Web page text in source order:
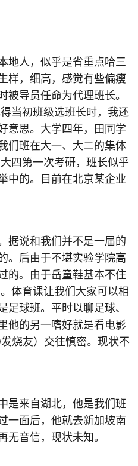
地人，似乎是省重点哈三
样，细高，感觉有些偏瘦
被导员任命为代理班长。
当初班级选班长时，我还
意思。大学四年，田同学
们班在大一、大二的集体
四第一次考研，班长似乎
中的。目前在北京某企业
据说和我们并不是一届的
。后由于不堪实验学院高
的。由于岳童鞋基本不住
体育课让我们大家可以相
足球班。平时以聊足球、
他的另一嗜好就是看电影
烧友）交往慎密。现状不
是来自湖北，他是我们班
一面后，他就去新加坡南
无音信，现状未知。